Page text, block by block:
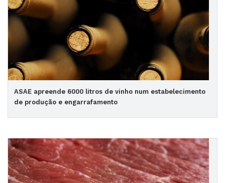
ASAE apreende 6000 litros de vinho num estabelecimento
de produção e engarrafamento